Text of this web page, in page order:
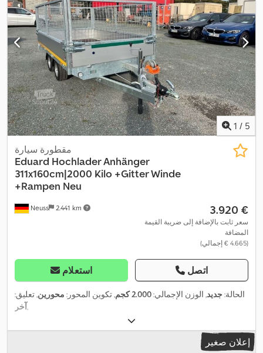
1 / 5
Neuss 2.441 km
مقطورة سيارة
Eduard Hochlader Anhänger
311x160cm|2000 Kilo +Gitter Winde
+Rampen Neu
‏3.920 €
سعر ثابت بالإضافة إلى ضريبة القيمة
المضافة
(‏4.665 € إجمالي)
استعلام اتصل
الحالة:جديد, الوزن الإجمالي:2.000 كجم , تكوين المحور: محورين, تعليق:
آخر,
إعلان صغير